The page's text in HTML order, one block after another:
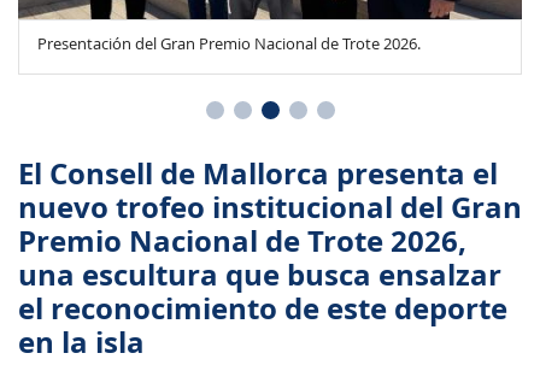
Presentación del Gran Premio Nacional de Trote 2026.
El Consell de Mallorca presenta el
nuevo trofeo institucional del Gran
Premio Nacional de Trote 2026,
una escultura que busca ensalzar
el reconocimiento de este deporte
en la isla